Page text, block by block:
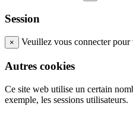
Session
× Veuillez vous connecter
Autres cookies
Ce site web utilise un certain
exemple, les sessions utilisateurs.